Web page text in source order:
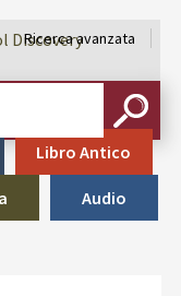
Discovery
Libro Antico
Audio
Ricerca avanzata
CERCA